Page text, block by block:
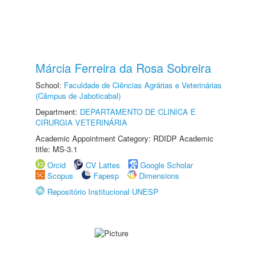
Márcia Ferreira da Rosa Sobreira
School: Faculdade de Ciências Agrárias e Veterinárias
(Câmpus de Jaboticabal)
Department: DEPARTAMENTO DE CLINICA E
CIRURGIA VETERINÁRIA
Academic Appointment Category: RDIDP Academic
title: MS-3.1
Orcid
CV Lattes
Google Scholar
Scopus
Fapesp
Dimensions
Repositório Institucional UNESP